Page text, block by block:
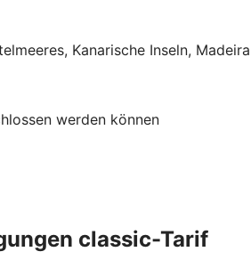
Kanarische Inseln, Madeira
werden können
classic-Tarif